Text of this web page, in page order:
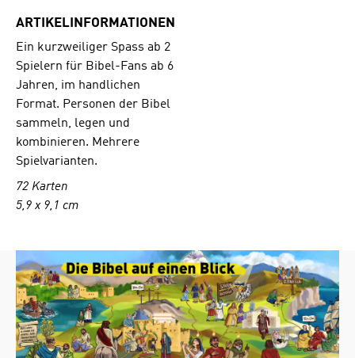
ARTIKELINFORMATIONEN
Ein kurzweiliger Spass ab 2
Spielern für Bibel-Fans ab 6
Jahren, im handlichen
Format. Personen der Bibel
sammeln, legen und
kombinieren. Mehrere
Spielvarianten.
72 Karten
5,9 x 9,1 cm